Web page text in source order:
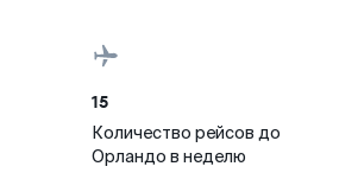
15
Количество рейсов до
Орландо в неделю